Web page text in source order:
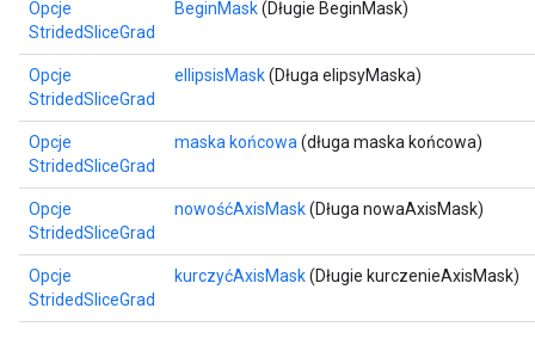
Opcje
StridedSliceGrad
BeginMask(Długie BeginMask)
Opcje
StridedSliceGrad
ellipsisMask(Długa elipsyMaska)
Opcje
StridedSliceGrad
maska ​​końcowa (długa maska ​​końcowa)
Opcje
StridedSliceGrad
nowośćAxisMask(Długa nowaAxisMask)
Opcje
StridedSliceGrad
kurczyćAxisMask(Długie kurczenieAxisMask)